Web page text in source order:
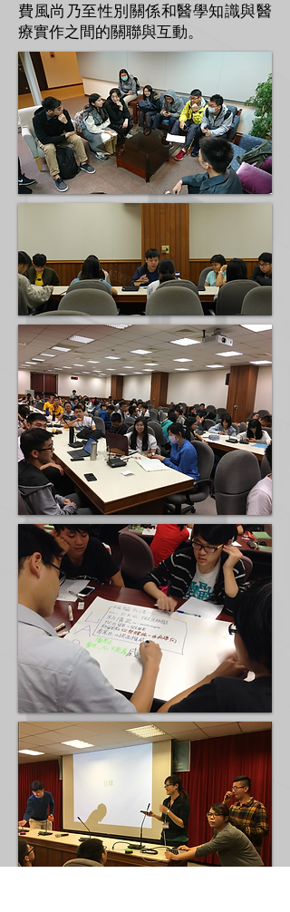
費風尚乃至性別關係和醫學知識與醫
療實作之間的關聯與互動。